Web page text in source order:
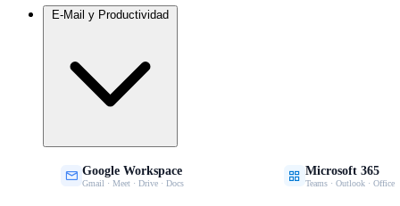
E-Mail y Productividad
 Google Workspace
Gmail · Meet · Drive · Docs  Microsoft 365
Teams · Outlook · Office